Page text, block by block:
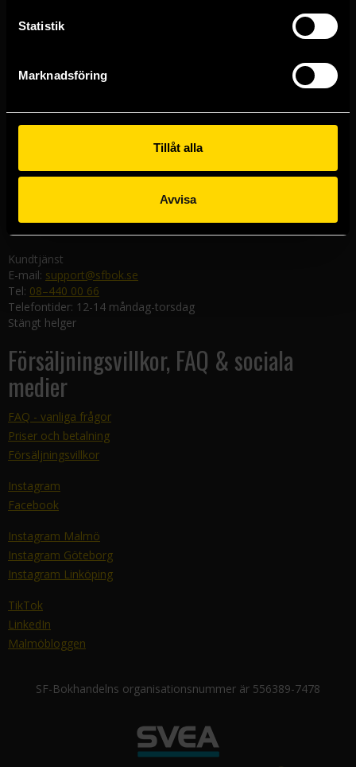
Statistik
Marknadsföring
Tillåt alla
Avvisa
Västerlånggatan 48
Göteborgsbutiken
Kungsgatan 19
Malmöbutiken
582 19 Linköping
Kundtjänst
E-mail: support@sfbok.se
Tel: 08–440 00 66
Telefontider: 12-14 måndag-torsdag
Stängt helger
Försäljningsvillkor, FAQ & sociala
medier
FAQ - vanliga frågor
Priser och betalning
Försäljningsvillkor
Instagram
Facebook
Instagram Malmö
Instagram Göteborg
Instagram Linköping
TikTok
LinkedIn
Malmöbloggen
SF-Bokhandelns organisationsnummer är 556389-7478